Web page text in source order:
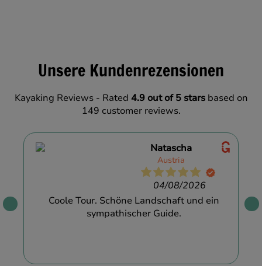
Unsere Kundenrezensionen
Kayaking Reviews - Rated 4.9 out of 5 starsbased on
149 customer reviews.
Natascha
Austria
04/08/2026
Coole Tour. Schöne Landschaft und ein
sympathischer Guide.